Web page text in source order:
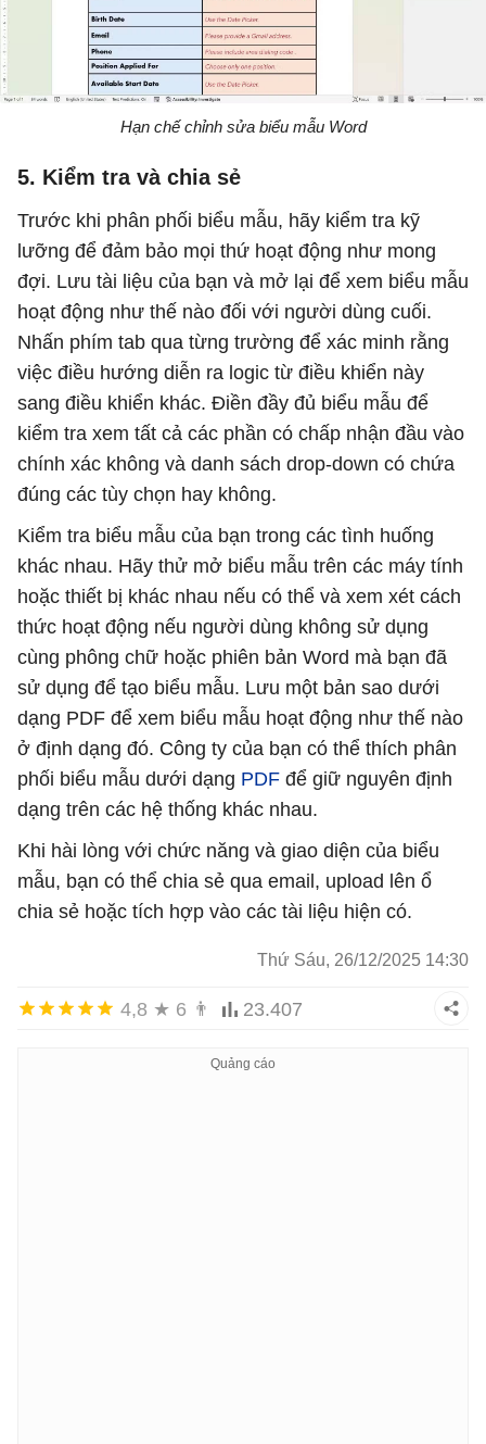
Hạn chế chỉnh sửa biểu mẫu Word
5. Kiểm tra và chia sẻ
Trước khi phân phối biểu mẫu, hãy kiểm tra kỹ
lưỡng để đảm bảo mọi thứ hoạt động như mong
đợi. Lưu tài liệu của bạn và mở lại để xem biểu mẫu
hoạt động như thế nào đối với người dùng cuối.
Nhấn phím tab qua từng trường để xác minh rằng
việc điều hướng diễn ra logic từ điều khiển này
sang điều khiển khác. Điền đầy đủ biểu mẫu để
kiểm tra xem tất cả các phần có chấp nhận đầu vào
chính xác không và danh sách drop-down có chứa
đúng các tùy chọn hay không.
Kiểm tra biểu mẫu của bạn trong các tình huống
khác nhau. Hãy thử mở biểu mẫu trên các máy tính
hoặc thiết bị khác nhau nếu có thể và xem xét cách
thức hoạt động nếu người dùng không sử dụng
cùng phông chữ hoặc phiên bản Word mà bạn đã
sử dụng để tạo biểu mẫu. Lưu một bản sao dưới
dạng PDF để xem biểu mẫu hoạt động như thế nào
ở định dạng đó. Công ty của bạn có thể thích phân
phối biểu mẫu dưới dạng PDF để giữ nguyên định
dạng trên các hệ thống khác nhau.
Khi hài lòng với chức năng và giao diện của biểu
mẫu, bạn có thể chia sẻ qua email, upload lên ổ
chia sẻ hoặc tích hợp vào các tài liệu hiện có.
Thứ Sáu, 26/12/2025 14:30
4,8 ★ 6 👨 23.407